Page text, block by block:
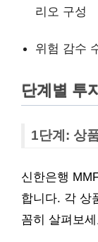
리오 구성
위험 감수
단계별 투
1단계: 상
신한은행
합니다. 각 상
꼼히 살펴보